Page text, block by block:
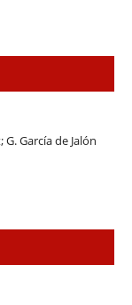
García de Jalón